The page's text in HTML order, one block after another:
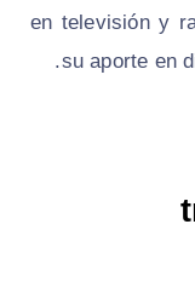
en televisión y
su aporte en